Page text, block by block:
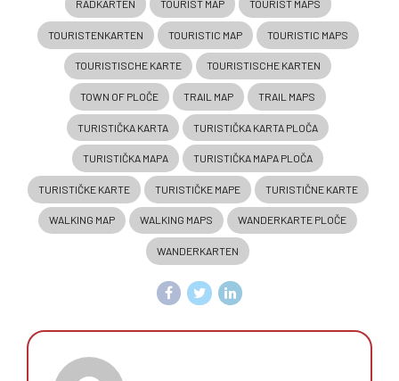
RADKARTEN TOURIST MAP TOURIST MAPS
TOURISTENKARTEN TOURISTIC MAP TOURISTIC MAPS
TOURISTISCHE KARTE TOURISTISCHE KARTEN
TOWN OF PLOČE TRAIL MAP TRAIL MAPS
TURISTIČKA KARTA TURISTIČKA KARTA PLOČA
TURISTIČKA MAPA TURISTIČKA MAPA PLOČA
TURISTIČKE KARTE TURISTIČKE MAPE TURISTIČNE KARTE
WALKING MAP WALKING MAPS WANDERKARTE PLOČE
WANDERKARTEN